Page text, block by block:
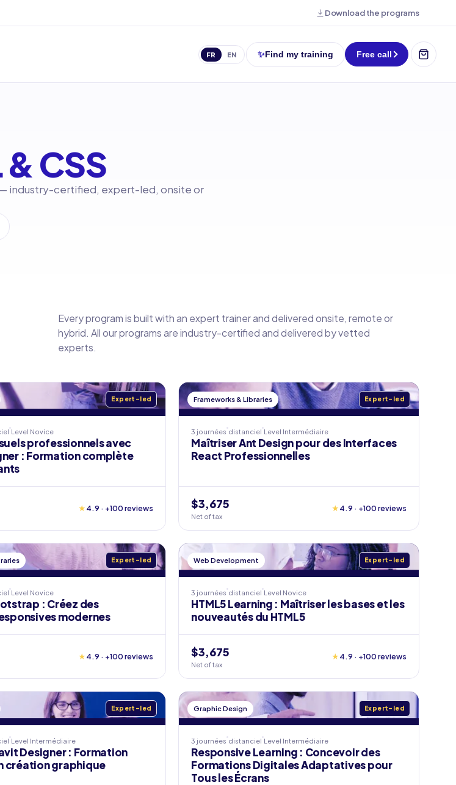
Download the programs
FR EN ✨Find my training Free call
CSS
— industry-certified, expert-led, onsite or
Every program is built with an expert trainer and delivered onsite, remote or
hybrid. All our programs are industry-certified and delivered by vetted
experts.
Expert-led
Level Novice
professionnels avec
: Formation complète
★ 4.9 · +100 reviews
Frameworks & Libraries Expert-led
3 journées distanciel Level Intermédiaire
Maîtriser Ant Design pour des Interfaces
React Professionnelles
$3,675
Net of tax
★ 4.9 · +100 reviews
Expert-led
Level Novice
: Créez des
modernes
★ 4.9 · +100 reviews
Web Development Expert-led
3 journées distanciel Level Novice
HTML5 Learning : Maîtriser les bases et les
nouveautés du HTML5
$3,675
Net of tax
★ 4.9 · +100 reviews
Expert-led
Level Intermédiaire
Designer : Formation
création graphique
Graphic Design Expert-led
3 journées distanciel Level Intermédiaire
Responsive Learning : Concevoir des
Formations Digitales Adaptatives pour
Tous les Écrans